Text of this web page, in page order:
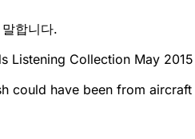
합니다.
Listening Collection May 2015
could have been from aircraft